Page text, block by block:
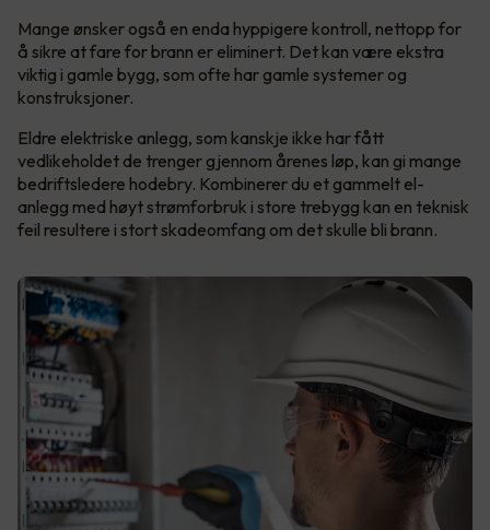
Mange ønsker også en enda hyppigere kontroll, nettopp for
å sikre at fare for brann er eliminert. Det kan være ekstra
viktig i gamle bygg, som ofte har gamle systemer og
konstruksjoner.
Eldre elektriske anlegg, som kanskje ikke har fått
vedlikeholdet de trenger gjennom årenes løp, kan gi mange
bedriftsledere hodebry. Kombinerer du et gammelt el-
anlegg med høyt strømforbruk i store trebygg kan en teknisk
feil resultere i stort skadeomfang om det skulle bli brann.